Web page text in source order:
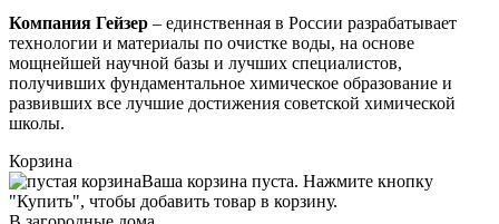
Компания Гейзер – единственная в России разрабатывает
технологии и материалы по очистке воды, на основе
мощнейшей научной базы и лучших специалистов,
получивших фундаментальное химическое образование и
развивших все лучшие достижения советской химической
школы.
Корзина
Ваша корзина пуста. Нажмите кнопку
"Купить", чтобы добавить товар в корзину.